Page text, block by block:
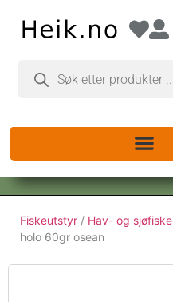
Fiskeutstyr / Hav- og sjøfiske
holo 60gr osean